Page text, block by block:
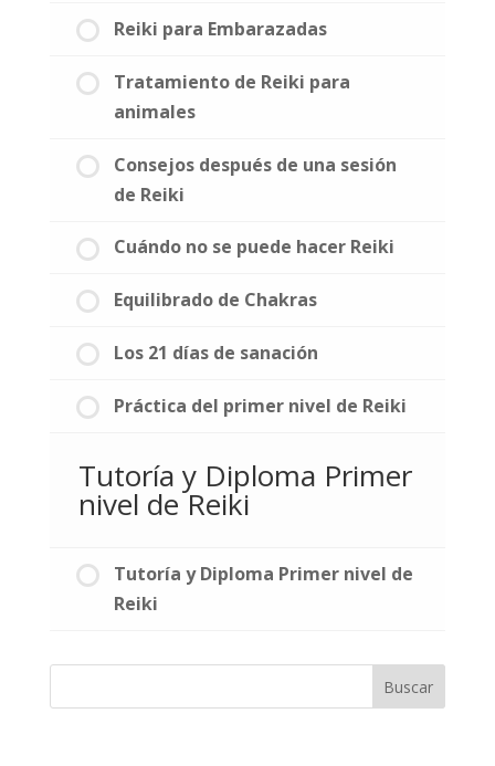
Reiki para Embarazadas
Tratamiento de Reiki para
animales
Consejos después de una sesión
de Reiki
Cuándo no se puede hacer Reiki
Equilibrado de Chakras
Los 21 días de sanación
Práctica del primer nivel de Reiki
Tutoría y Diploma Primer
nivel de Reiki
Tutoría y Diploma Primer nivel de
Reiki